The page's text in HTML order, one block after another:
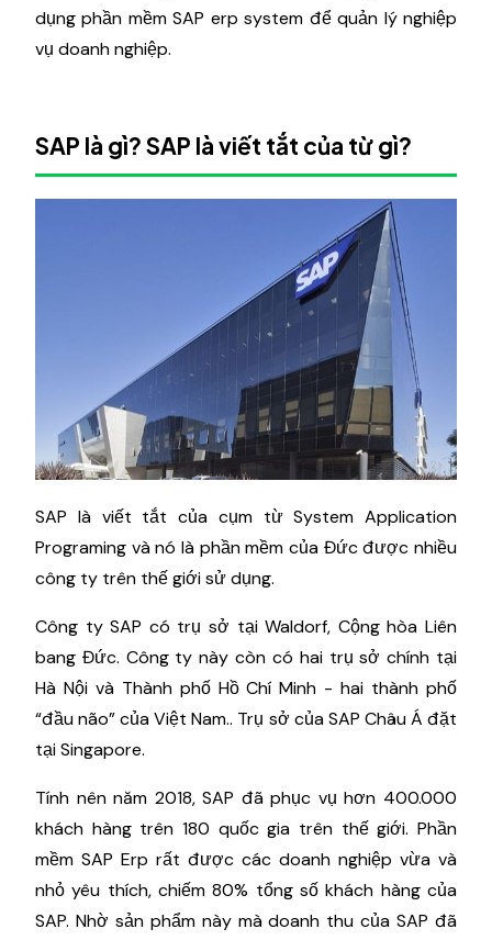
dụng phần mềm SAP erp system để quản lý nghiệp
vụ doanh nghiệp.
SAP là gì? SAP là viết tắt của từ gì?
SAP là viết tắt của cụm từ System Application
Programing và nó là phần mềm của Đức được nhiều
công ty trên thế giới sử dụng.
Công ty SAP có trụ sở tại Waldorf, Cộng hòa Liên
bang Đức. Công ty này còn có hai trụ sở chính tại
Hà Nội và Thành phố Hồ Chí Minh - hai thành phố
“đầu não” của Việt Nam.. Trụ sở của SAP Châu Á đặt
tại Singapore.
Tính nên năm 2018, SAP đã phục vụ hơn 400.000
khách hàng trên 180 quốc gia trên thế giới. Phần
mềm SAP Erp rất được các doanh nghiệp vừa và
nhỏ yêu thích, chiếm 80% tổng số khách hàng của
SAP. Nhờ sản phẩm này mà doanh thu của SAP đã